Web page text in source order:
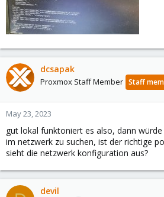
dcsapak
Proxmox Staff Member Staff
May 23, 2023
gut lokal funktoniert es also, dann
im netzwerk zu suchen, ist der richtige
sieht die netzwerk konfiguration aus?
devil